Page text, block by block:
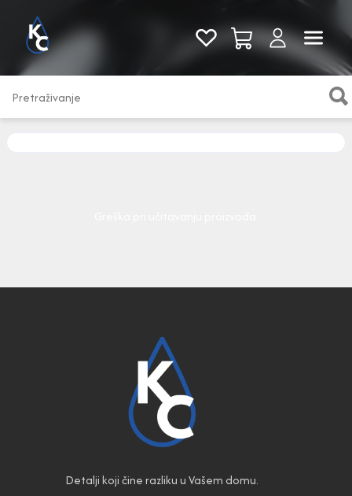
Pogledaj sve
Detalji koji čine razliku u Vašem domu.